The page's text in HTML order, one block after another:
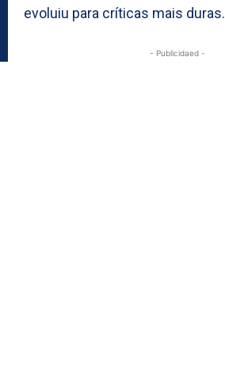
evoluiu para críticas mais duras.
- Publicidaed -